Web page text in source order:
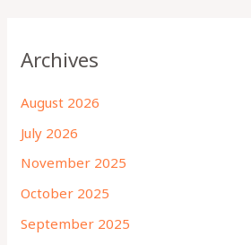
Archives
August 2026
July 2026
November 2025
October 2025
September 2025